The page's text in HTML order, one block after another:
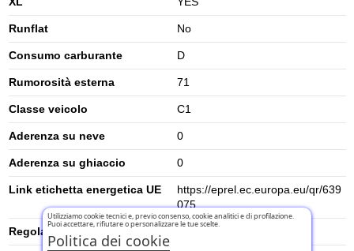
Runflat No
Consumo carburante D
Rumorosità esterna 71
Classe veicolo C1
Aderenza su neve 0
Aderenza su ghiaccio 0
Link etichetta energetica UE
https://eprel.ec.europa.eu/qr/639
075
Regolamento UE (2020/740)
Utilizziamo cookie tecnici e, previo consenso, cookie analitici e di profilazione.
Puoi accettare, rifiutare o personalizzare le tue scelte.
Politica dei cookie